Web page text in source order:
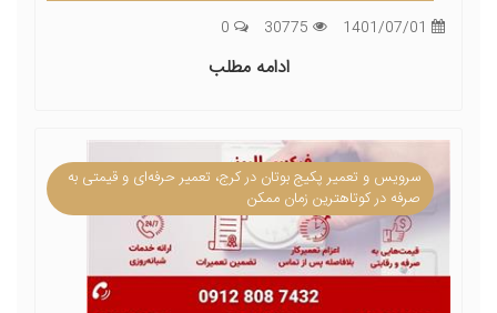
ادامه مطلب
سرویس و تعمیر پکیج بوتان در کرج، تعمیر حرفه‌ای و قیمتی به
صرفه در کوتاهترین زمان ممکن